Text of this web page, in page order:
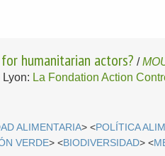
humanitarian actors? /
Lyon: La Fondation Action
ALIMENTARIA> <POLÍTICA
VERDE> <BIODIVERSIDAD> <